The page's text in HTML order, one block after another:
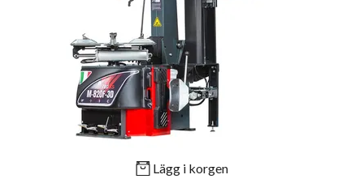
Lägg i korgen